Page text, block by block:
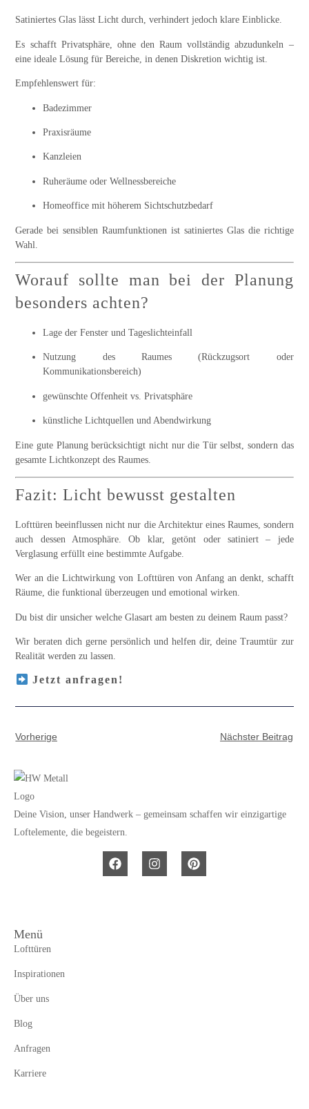
Satiniertes Glas lässt Licht durch, verhindert jedoch klare Einblicke.
Es schafft Privatsphäre, ohne den Raum vollständig abzudunkeln –
eine ideale Lösung für Bereiche, in denen Diskretion wichtig ist.
Empfehlenswert für:
Badezimmer
Praxisräume
Kanzleien
Ruheräume oder Wellnessbereiche
Homeoffice mit höherem Sichtschutzbedarf
Gerade bei sensiblen Raumfunktionen ist satiniertes Glas die richtige
Wahl.
Worauf sollte man bei der Planung
besonders achten?
Lage der Fenster und Tageslichteinfall
Nutzung des Raumes (Rückzugsort oder
Kommunikationsbereich)
gewünschte Offenheit vs. Privatsphäre
künstliche Lichtquellen und Abendwirkung
Eine gute Planung berücksichtigt nicht nur die Tür selbst, sondern das
gesamte Lichtkonzept des Raumes.
Fazit: Licht bewusst gestalten
Lofttüren beeinflussen nicht nur die Architektur eines Raumes, sondern
auch dessen Atmosphäre. Ob klar, getönt oder satiniert – jede
Verglasung erfüllt eine bestimmte Aufgabe.
Wer andie Lichtwirkung von Lofttüren von Anfang an denkt, schafft
Räume, die funktional überzeugen und emotional wirken.
Du bist dir unsicher welche Glasart am besten zu deinem Raum passt?
Wir beraten dich gerne persönlich und helfen dir, deine Traumtür zur
Realität werden zu lassen.
Jetzt anfragen!
Vorherige Nächster Beitrag
Deine Vision, unser Handwerk – gemeinsam schaffen wir einzigartige
Loftelemente, die begeistern.
Menü
Lofttüren
Inspirationen
Über uns
Blog
Anfragen
Karriere